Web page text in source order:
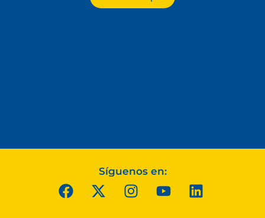
Síguenos en: